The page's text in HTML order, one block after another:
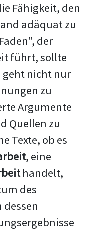
Fähigkeit, den
adäquat zu
der
führt, sollte
geht nicht nur
zu
Argumente
Quellen zu
Texte, ob es
, eine
handelt,
des
dessen